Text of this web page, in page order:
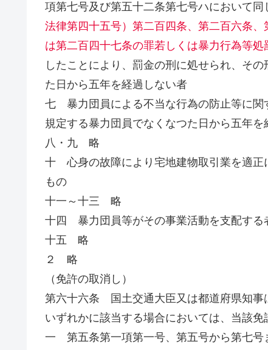
項第七号及び第五十二条第七号ハにおいて同
法律第四十五号）第二百四条、第二百六条
は第二百四十七条の罪若しくは暴力行為等
したことにより、罰金の刑に処せられ、そ
た日から五年を経過しない者
七 暴力団員による不当な行為の防止等に関
規定する暴力団員でなくなつた日から五年
八・九 略
十 心身の故障により宅地建物取引業を適正
もの
十一～十三 略
十四 暴力団員等がその事業活動を支配する
十五 略
２ 略
（免許の取消し）
第六十六条 国土交通大臣又は都道府県知事
いずれかに該当する場合においては、当該免
一 第五条第一項第一号、第五号から第七号